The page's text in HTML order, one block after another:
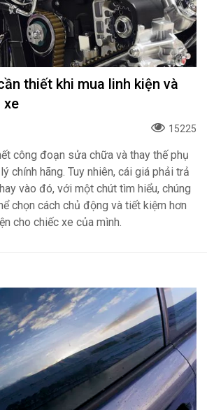
thiết khi mua linh kiện và
xe
15225
công đoạn sửa chữa và thay thế phụ
chính hãng. Tuy nhiên, cái giá phải trả
vào đó, với một chút tìm hiểu, chúng
chọn cách chủ động và tiết kiệm hơn
cho chiếc xe của mình.